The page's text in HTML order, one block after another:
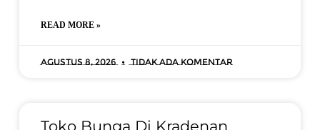
READ MORE »
Agustus 8, 2026 Tidak ada komentar
Toko Bunga Di Kradenan